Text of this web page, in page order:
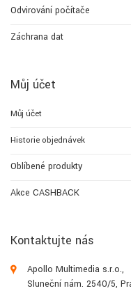
Odvirování počítače
Záchrana dat
Můj účet
Můj účet
Historie objednávek
Oblíbené produkty
Akce CASHBACK
Kontaktujte nás
Apollo Multimedia s.r.o.,
Sluneční nám. 2540/5,